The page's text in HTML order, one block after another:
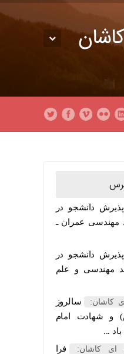
دانشجو در
عمران ـ
دانشجو در
و علم
سالروز
امام
فرا